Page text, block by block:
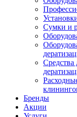
Сумки и
Средства
Бренды
Акции